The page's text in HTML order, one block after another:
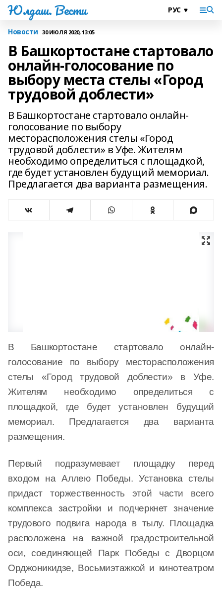
Юлдаш. Вести
Новости 30 ИЮЛЯ 2020, 13:05
В Башкортостане стартовало
онлайн-голосование по
выбору места стелы «Город
трудовой доблести»
В Башкортостане стартовало онлайн-
голосование по выбору
месторасположения стелы «Город
трудовой доблести» в Уфе. Жителям
необходимо определиться с площадкой,
где будет установлен будущий мемориал.
Предлагается два варианта размещения.
В Башкортостане стартовало онлайн-
голосование по выбору месторасположения
стелы «Город трудовой доблести» в Уфе.
Жителям необходимо определиться с
площадкой, где будет установлен будущий
мемориал. Предлагается два варианта
размещения.
Первый подразумевает площадку перед
входом на Аллею Победы. Установка стелы
придаст торжественность этой части всего
комплекса застройки и подчеркнет значение
трудового подвига народа в тылу. Площадка
расположена на важной градостроительной
оси, соединяющей Парк Победы с Дворцом
Орджоникидзе, Восьмиэтажкой и кинотеатром
Победа.